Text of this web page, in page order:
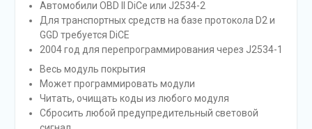
Автомобили OBD II DiCe или J2534-2
Для транспортных средств на базе протокола D2 и
GGD требуется DiCE
2004 год для перепрограммирования через J2534-1
Весь модуль покрытия
Может программировать модули
Читать, очищать коды из любого модуля
Сбросить любой предупредительный световой